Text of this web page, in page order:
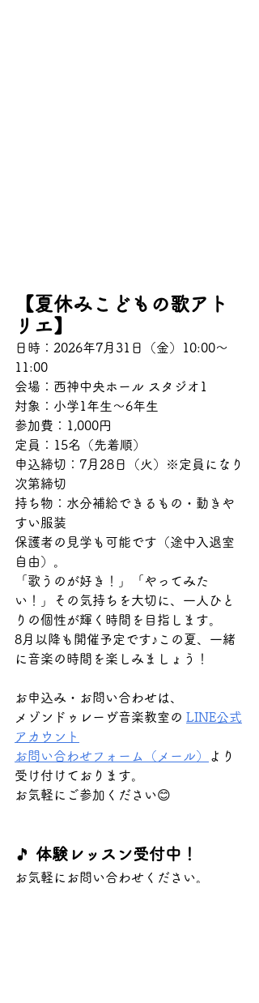
【夏休みこどもの歌アト
リエ】
日時：2026年7月31日（金）10:00～
11:00
会場：西神中央ホール スタジオ1
対象：小学1年生～6年生
参加費：1,000円
定員：15名（先着順）
申込締切：7月28日（火）※定員になり
次第締切
持ち物：水分補給できるもの・動きや
すい服装
保護者の見学も可能です（途中入退室
自由）。
「歌うのが好き！」「やってみた
い！」その気持ちを大切に、一人ひと
りの個性が輝く時間を目指します。
8月以降も開催予定です♪この夏、一緒
に音楽の時間を楽しみましょう！
お申込み・お問い合わせは、
メゾンドゥレーヴ音楽教室の LINE公式
アカウント
お問い合わせフォーム
（メール）
より
受け付けております。
お気軽にご参加ください😊
🎵 体験レッスン受付中！
お気軽にお問い合わせください。